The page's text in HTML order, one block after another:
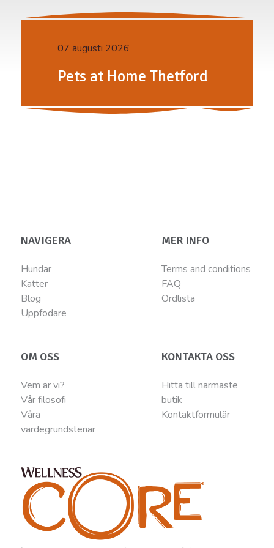
07 augusti 2026
Pets at Home Thetford
NAVIGERA
Hundar
Katter
Blog
Uppfodare
MER INFO
Terms and conditions
FAQ
Ordlista
OM OSS
Vem är vi?
Vår filosofi
Våra
värdegrundstenar
KONTAKTA OSS
Hitta till närmaste
butik
Kontaktformulär